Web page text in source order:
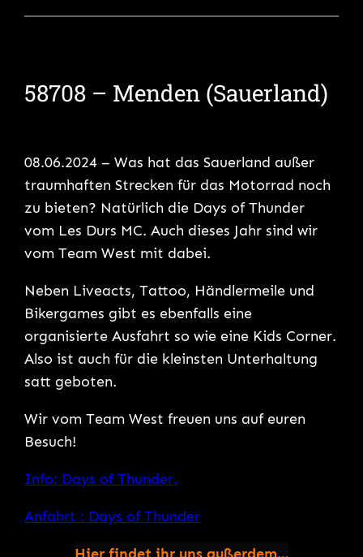
58708 – Menden (Sauerland)
08.06.2024 – Was hat das Sauerland außer
traumhaften Strecken für das Motorrad noch
zu bieten? Natürlich die Days of Thunder
vom Les Durs MC. Auch dieses Jahr sind wir
vom Team West mit dabei.
Neben Liveacts, Tattoo, Händlermeile und
Bikergames gibt es ebenfalls eine
organisierte Ausfahrt so wie eine Kids Corner.
Also ist auch für die kleinsten Unterhaltung
satt geboten.
Wir vom Team West freuen uns auf euren
Besuch!
Info: Days of Thunder.
Anfahrt : Days of Thunder